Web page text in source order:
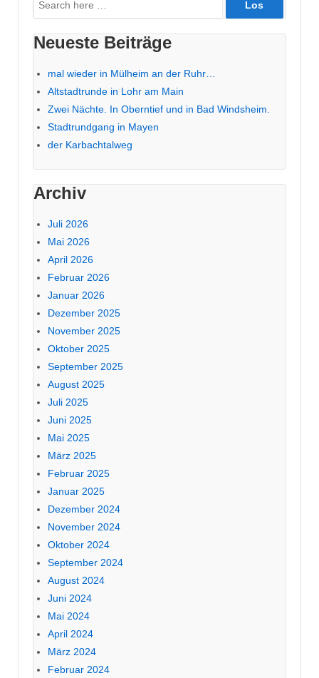
nach:
Neueste Beiträge
mal wieder in Mülheim an der Ruhr…
Altstadtrunde in Lohr am Main
Zwei Nächte. In Oberntief und in Bad Windsheim.
Stadtrundgang in Mayen
der Karbachtalweg
Archiv
Juli 2026
Mai 2026
April 2026
Februar 2026
Januar 2026
Dezember 2025
November 2025
Oktober 2025
September 2025
August 2025
Juli 2025
Juni 2025
Mai 2025
März 2025
Februar 2025
Januar 2025
Dezember 2024
November 2024
Oktober 2024
September 2024
August 2024
Juni 2024
Mai 2024
April 2024
März 2024
Februar 2024